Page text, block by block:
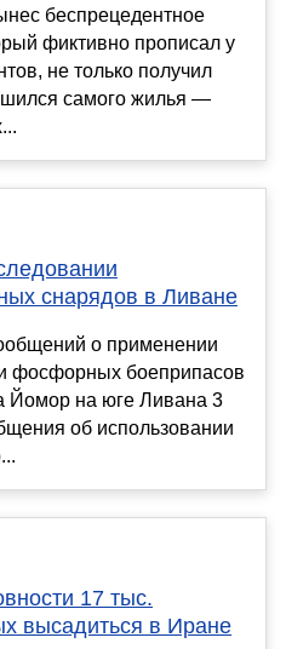
беспрецедентное
фиктивно прописал у
не только получил
самого жилья —
снарядов в Ливане
о применении
фосфорных боеприпасов
Йомор на юге Ливана 3
об использовании
17 тыс.
высадиться в Иране